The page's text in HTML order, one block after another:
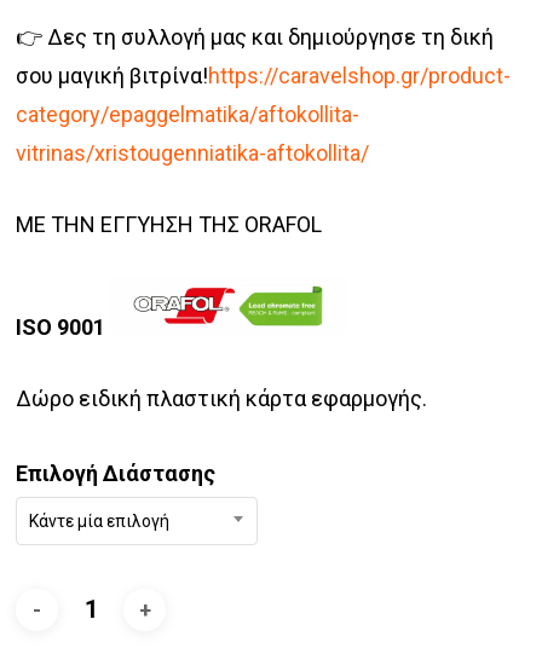
👉 Δες τη συλλογή μας και δημιούργησε τη δική
σου μαγική βιτρίνα!https://caravelshop.gr/product-
category/epaggelmatika/aftokollita-
vitrinas/xristougenniatika-aftokollita/
ΜΕ ΤΗΝ ΕΓΓΥΗΣΗ ΤΗΣ ORAFOL
ISO 9001
Δώρο ειδική πλαστική κάρτα εφαρμογής.
Επιλογή Διάστασης
Κάντε μία επιλογή